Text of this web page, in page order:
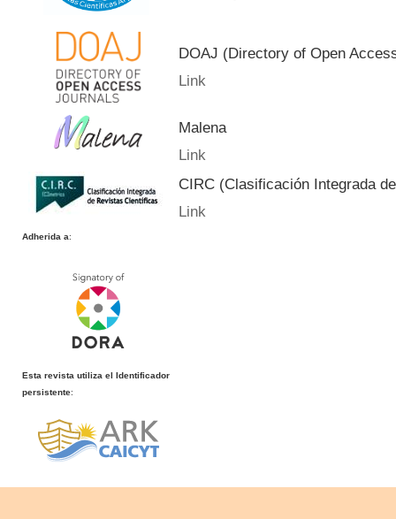
DOAJ (Directory of Open
Link
Malena
Link
CIRC (Clasificación Integrada
Link
Adherida a:
Esta revista utiliza el Identificador
persistente: